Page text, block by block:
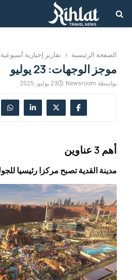
الصفحة الرئيسية تقارير إخبارية أسبوعية
موجز الوجهات: 23 يوليو
بواسطة Newsroom 23 يوليو، 2025
أهم 3 عناوين
مدينة القدية تصبح مركزا رئيسيا